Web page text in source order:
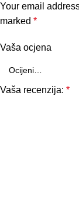
Your email
marked *
Vaša ocjena
Vaša recenzija: *